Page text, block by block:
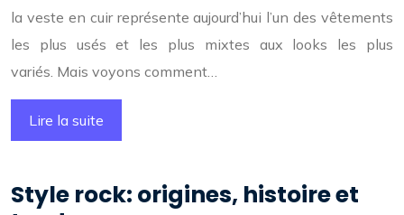
la veste en cuir représente aujourd’hui l’un des vêtements
les plus usés et les plus mixtes aux looks les plus
variés. Mais voyons comment…
Lire la suite
Style rock: origines, histoire et